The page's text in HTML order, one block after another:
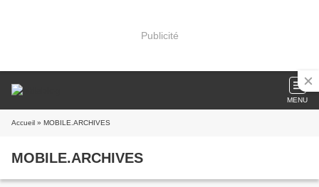
Publicité
MENU
Accueil » MOBILE.ARCHIVES
MOBILE.ARCHIVES